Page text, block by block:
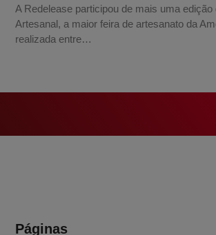
A Redelease participou de mais uma edição
Artesanal, a maior feira de artesanato da
realizada entre…
Páginas